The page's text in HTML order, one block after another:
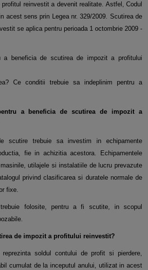
reinvestit a devenit realitate. Astfel, Codul
acest sens prin Legea nr. 329/2009. Scutirea de
se aplica pentru perioada 1 octombrie 2009 -
a beneficia de scutirea de impozit a profitului
Ce conditii trebuie sa indeplinim pentru a
a beneficia de scutirea de impozit a
scutire trebuie sa investim in echipamente
fie in achizitia acestora. Echipamentele
utilajele si instalatiile de lucru prevazute
privind clasificarea si duratele normale de
fixe.
trebuie folosite, pentru a fi scutite, in scopul
de impozit a profitului reinvestit?
soldul contului de profit si pierdere,
cumulat de la inceputul anului, utilizat in acest